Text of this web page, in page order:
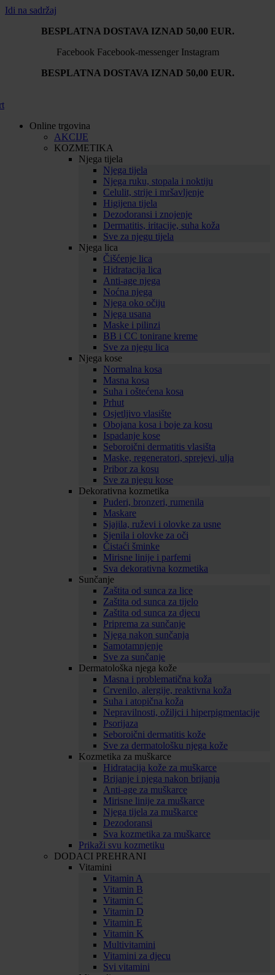
Idi na sadržaj
BESPLATNA DOSTAVA IZNAD 50,00 EUR.
Facebook Facebook-messenger Instagram
BESPLATNA DOSTAVA IZNAD 50,00 EUR.
Online trgovina
AKCIJE
KOZMETIKA
Njega tijela
Njega tijela
Njega ruku, stopala i noktiju
Celulit, strije i mršavljenje
Higijena tijela
Dezodoransi i znojenje
Dermatitis, iritacije, suha koža
Sve za njegu tijela
Njega lica
Čišćenje lica
Hidratacija lica
Anti-age njega
Noćna njega
Njega oko očiju
Njega usana
Maske i pilinzi
BB i CC tonirane kreme
Sve za njegu lica
Njega kose
Normalna kosa
Masna kosa
Suha i oštećena kosa
Prhut
Osjetljivo vlasište
Obojana kosa i boje za kosu
Ispadanje kose
Seboroični dermatitis vlasišta
Maske, regeneratori, sprejevi, ulja
Pribor za kosu
Sve za njegu kose
Dekorativna kozmetika
Puderi, bronzeri, rumenila
Maskare
Sjajila, ruževi i olovke za usne
Sjenila i olovke za oči
Čistaći šminke
Mirisne linije i parfemi
Sva dekorativna kozmetika
Sunčanje
Zaštita od sunca za lice
Zaštita od sunca za tijelo
Zaštita od sunca za djecu
Priprema za sunčanje
Njega nakon sunčanja
Samotamnjenje
Sve za sunčanje
Dermatološka njega kože
Masna i problematična koža
Crvenilo, alergije, reaktivna koža
Suha i atopična koža
Nepravilnosti, ožiljci i hiperpigmentacije
Psorijaza
Seboroični dermatitis kože
Sve za dermatološku njega kože
Kozmetika za muškarce
Hidratacija kože za muškarce
Brijanje i njega nakon brijanja
Anti-age za muškarce
Mirisne linije za muškarce
Njega tijela za muškarce
Dezodoransi
Sva kozmetika za muškarce
Prikaži svu kozmetiku
DODACI PREHRANI
Vitamini
Vitamin A
Vitamin B
Vitamin C
Vitamin D
Vitamin E
Vitamin K
Multivitamini
Vitamini za djecu
Svi vitamini